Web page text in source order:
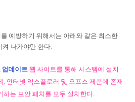
예방하기 위해서는 아래와 같은 최소한
켜 나가야만 한다.
업데이트 웹 사이트를 통해 시스템에 설치
, 인터넷 익스플로러 및 오프스 제품에 존재
하는 보안 패치를 모두 설치한다.